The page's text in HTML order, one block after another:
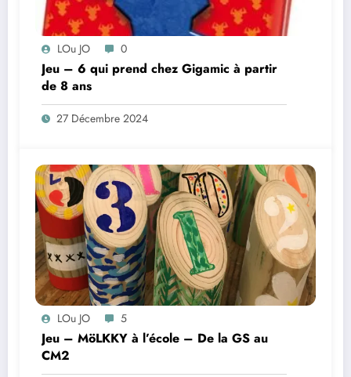
LOu JO 0
Jeu – 6 qui prend chez Gigamic à partir
de 8 ans
27 Décembre 2024
LOu JO 5
Jeu – MöLKKY à l’école – De la GS au
CM2